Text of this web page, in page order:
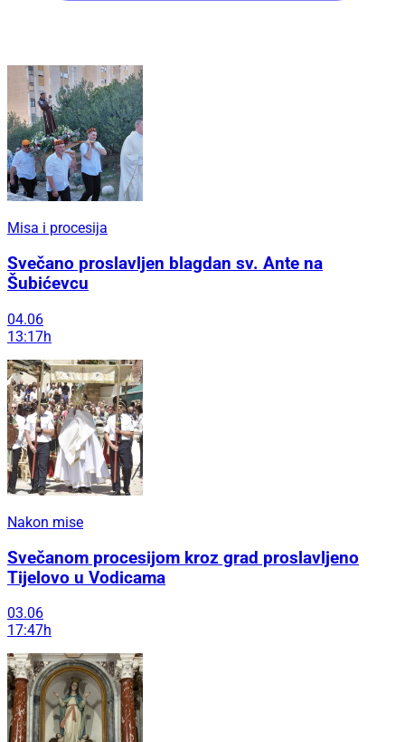
Misa i procesija
Svečano proslavljen blagdan sv. Ante na
Šubićevcu
04.06
13:17h
Nakon mise
Svečanom procesijom kroz grad proslavljeno
Tijelovo u Vodicama
03.06
17:47h